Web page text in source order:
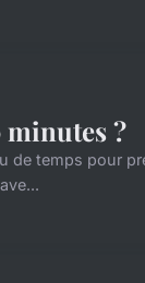
minutes ?
de temps pour